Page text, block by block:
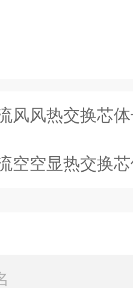
风风热交换芯
空空显热交换芯